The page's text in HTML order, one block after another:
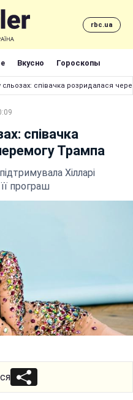
rbc.ua
Вкусно Гороскопы
сльозах: співачка розридалася
співачка
Трампа
Хілларі
програш